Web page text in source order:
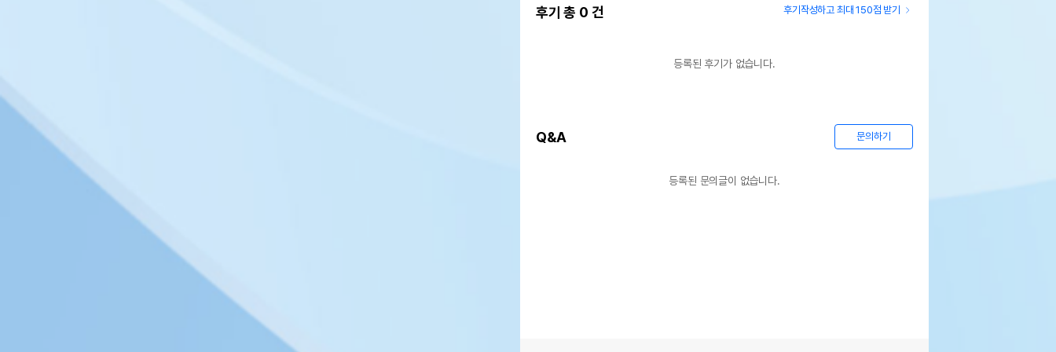
후기 총 0 건 후기작성하고 최대 150점 받기
등록된 후기가 없습니다.
Q&A 문의하기
등록된 문의글이 없습니다.